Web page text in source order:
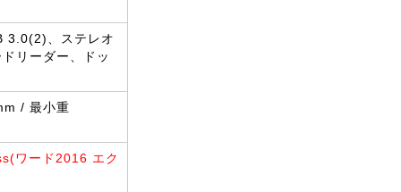
3.0(2)、ステレオ
リーダー、ドッ
/ 最小重
ワード2016 エク